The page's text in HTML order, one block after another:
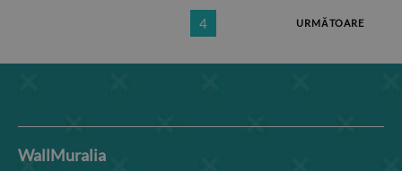
4 URMĂTOARE
WallMuralia